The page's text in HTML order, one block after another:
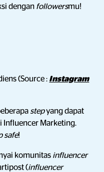
dengan followersmu!
(Source : Instagram
stepyang dapat
Influencer Marketing.
safe!
komunitas influencer
(influencer